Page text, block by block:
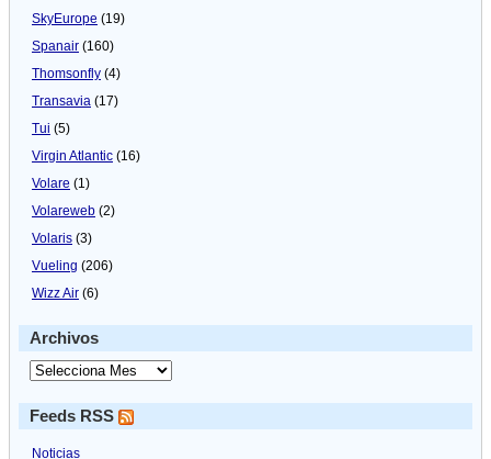
SkyEurope (19)
Spanair (160)
Thomsonfly (4)
Transavia (17)
Tui (5)
Virgin Atlantic (16)
Volare (1)
Volareweb (2)
Volaris (3)
Vueling (206)
Wizz Air (6)
Archivos
Feeds RSS
Noticias